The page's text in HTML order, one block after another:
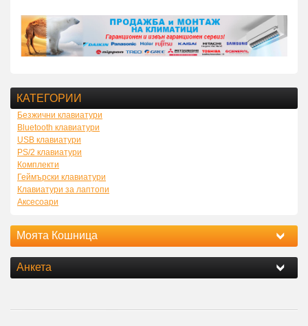
КАТЕГОРИИ
Безжични клавиатури
Bluetooth клавиатури
USB клавиатури
PS/2 клавиатури
Комплекти
Геймърски клавиатури
Клавиатури за лаптопи
Аксесоари
Моята Кошница
Анкета